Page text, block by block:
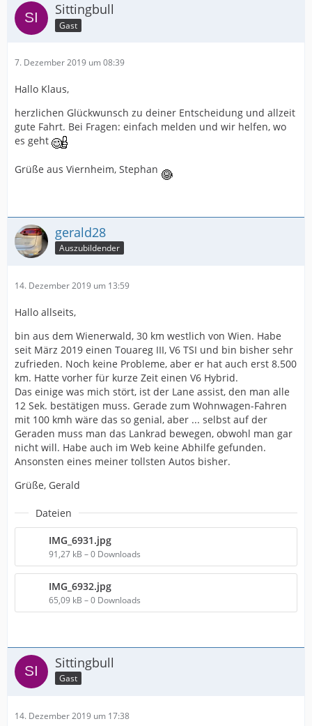
Sittingbull
Gast
7. Dezember 2019 um 08:39
Hallo Klaus,
herzlichen Glückwunsch zu deiner Entscheidung und allzeit
gute Fahrt. Bei Fragen: einfach melden und wir helfen, wo
es geht
Grüße aus Viernheim, Stephan
gerald28
Auszubildender
14. Dezember 2019 um 13:59
Hallo allseits,
bin aus dem Wienerwald, 30 km westlich von Wien. Habe
seit März 2019 einen Touareg III, V6 TSI und bin bisher sehr
zufrieden. Noch keine Probleme, aber er hat auch erst 8.500
km. Hatte vorher für kurze Zeit einen V6 Hybrid.
Das einige was mich stört, ist der Lane assist, den man alle
12 Sek. bestätigen muss. Gerade zum Wohnwagen-Fahren
mit 100 kmh wäre das so genial, aber ... selbst auf der
Geraden muss man das Lankrad bewegen, obwohl man gar
nicht will. Habe auch im Web keine Abhilfe gefunden.
Ansonsten eines meiner tollsten Autos bisher.
Grüße, Gerald
Dateien
IMG_6931.jpg
91,27 kB – 0 Downloads
IMG_6932.jpg
65,09 kB – 0 Downloads
Sittingbull
Gast
14. Dezember 2019 um 17:38